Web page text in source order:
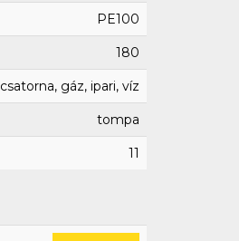
PE100
180
csatorna, gáz, ipari, víz
tompa
11